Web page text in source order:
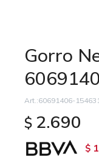
Gorro
60691406-
$ 2.690
$